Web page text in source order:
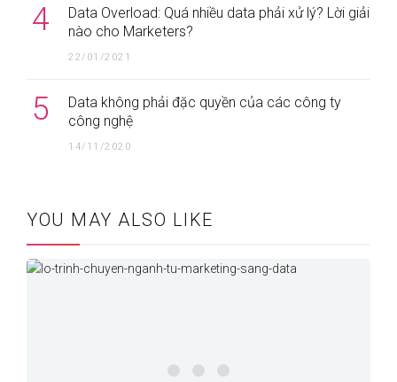
4
Data Overload: Quá nhiều data phải xử lý? Lời giải
nào cho Marketers?
22/01/2021
5
Data không phải đặc quyền của các công ty
công nghệ
14/11/2020
YOU MAY ALSO LIKE